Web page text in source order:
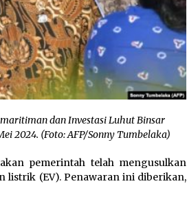
dan Investasi Luhut Binsar
2024. (Foto: AFP/Sonny Tumbelaka)
pemerintah telah mengusulkan
listrik (EV). Penawaran ini diberikan,